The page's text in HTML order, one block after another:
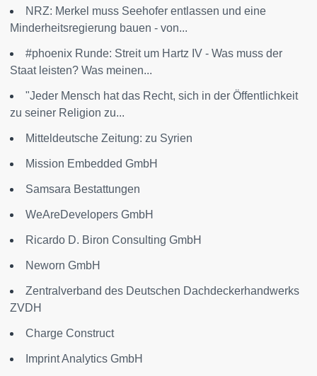
NRZ: Merkel muss Seehofer entlassen und eine
Minderheitsregierung bauen - von...
#phoenix Runde: Streit um Hartz IV - Was muss der
Staat leisten? Was meinen...
"Jeder Mensch hat das Recht, sich in der Öffentlichkeit
zu seiner Religion zu...
Mitteldeutsche Zeitung: zu Syrien
Mission Embedded GmbH
Samsara Bestattungen
WeAreDevelopers GmbH
Ricardo D. Biron Consulting GmbH
Neworn GmbH
Zentralverband des Deutschen Dachdeckerhandwerks
ZVDH
Charge Construct
Imprint Analytics GmbH